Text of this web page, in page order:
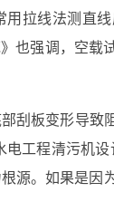
拉线法测直
也强调，空
刮板变形导致
工程清污机
源。如果是因